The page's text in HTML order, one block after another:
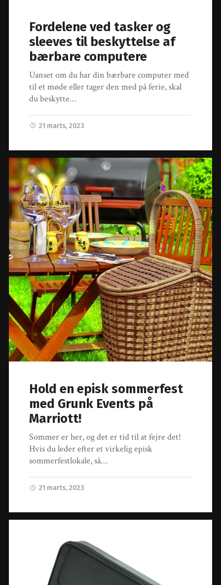
Fordelene ved tasker og
sleeves til beskyttelse af
bærbare computere
Uanset om du har din bærbare computer med
til et møde eller tager den med på ferie, skal
du beskytte…
21 marts, 2023
Hold en episk sommerfest
med Grunk Events på
Marriott!
Sommer er her, og det er tid til at fejre det!
Hvis du leder efter et virkelig episk
sommerfestlokale, så…
21 marts, 2023